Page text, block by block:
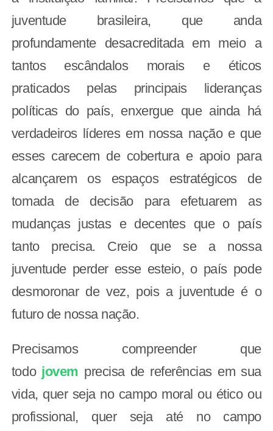
juventude brasileira, que anda
profundamente desacreditada em meio a
tantos escândalos morais e éticos
praticados pelas principais lideranças
políticas do país, enxergue que ainda há
verdadeiros líderes em nossa nação e que
esses carecem de cobertura e apoio para
alcançarem os espaços estratégicos de
tomada de decisão para efetuarem as
mudanças justas e decentes que o país
tanto precisa. Creio que se a nossa
juventude perder esse esteio, o país pode
desmoronar de vez, pois a juventude é o
futuro de nossa nação.
Precisamos compreender que
todo jovem precisa de referências em sua
vida, quer seja no campo moral ou ético ou
profissional, quer seja até no campo